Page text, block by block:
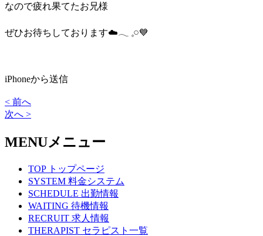
なので疲れ果てたお兄様
ぜひお待ちしております☁️‪𓂃 𓈒𓏸💙
iPhoneから送信
< 前へ
次へ >
MENUメニュー
TOP トップページ
SYSTEM 料金システム
SCHEDULE 出勤情報
WAITING 待機情報
RECRUIT 求人情報
THERAPIST セラピスト一覧